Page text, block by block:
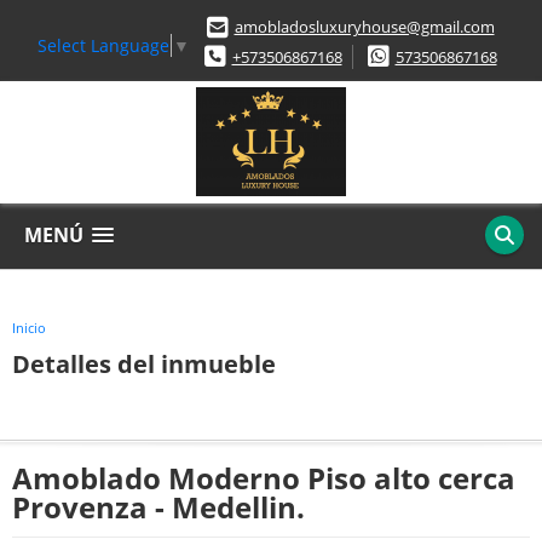
Select Language ▼
amobladosluxuryhouse@gmail.com
+573506867168
573506867168
MENÚ
Inicio
Detalles del inmueble
Amoblado Moderno Piso alto cerca
Provenza - Medellin.